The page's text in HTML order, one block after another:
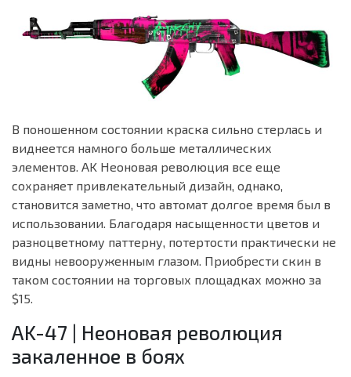
В поношенном состоянии краска сильно стерлась и
виднеется намного больше металлических
элементов. AK Неоновая революция все еще
сохраняет привлекательный дизайн, однако,
становится заметно, что автомат долгое время был в
использовании. Благодаря насыщенности цветов и
разноцветному паттерну, потертости практически не
видны невооруженным глазом. Приобрести скин в
таком состоянии на торговых площадках можно за
$15.
AK-47 | Неоновая революция
закаленное в боях